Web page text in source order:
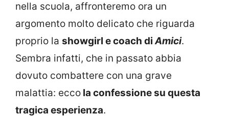
nella scuola, affronteremo ora un
argomento molto delicato che riguarda
proprio la showgirl e coach diAmici.
Sembra infatti, che in passato abbia
dovuto combattere con una grave
malattia: ecco la confessione su questa
tragica esperienza.